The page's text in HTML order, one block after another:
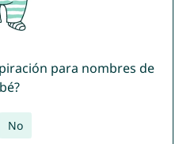
para nombres de
No